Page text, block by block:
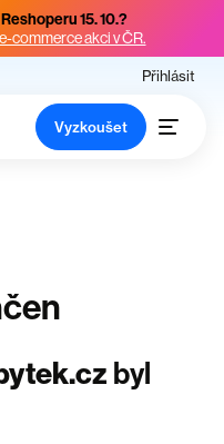
15. 10.?
commerce akci v ČR.
Přihlásit
Vyzkoušet
byl